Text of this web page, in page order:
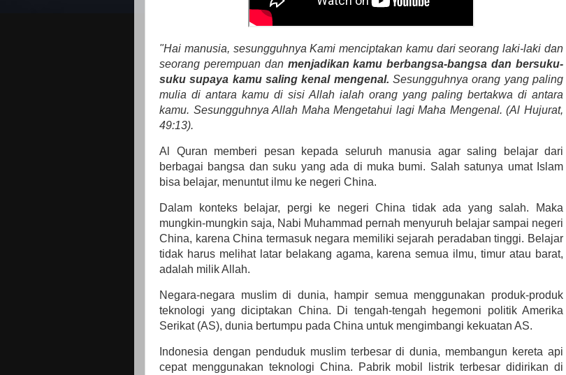
"Hai manusia, sesungguhnya Kami menciptakan kamu dari seorang laki-laki dan
seorang perempuan dan menjadikan kamu berbangsa-bangsa dan bersuku-
suku supaya kamu saling kenal mengenal. Sesungguhnya orang yang paling
mulia di antara kamu di sisi Allah ialah orang yang paling bertakwa di antara
kamu. Sesungguhnya Allah Maha Mengetahui lagi Maha Mengenal. (Al Hujurat,
49:13).
Al Quran memberi pesan kepada seluruh manusia agar saling belajar dari
berbagai bangsa dan suku yang ada di muka bumi. Salah satunya umat Islam
bisa belajar, menuntut ilmu ke negeri China.
Dalam konteks belajar, pergi ke negeri China tidak ada yang salah. Maka
mungkin-mungkin saja, Nabi Muhammad pernah menyuruh belajar sampai negeri
China, karena China termasuk negara memiliki sejarah peradaban tinggi. Belajar
tidak harus melihat latar belakang agama, karena semua ilmu, timur atau barat,
adalah milik Allah.
Negara-negara muslim di dunia, hampir semua menggunakan produk-produk
teknologi yang diciptakan China. Di tengah-tengah hegemoni politik Amerika
Serikat (AS), dunia bertumpu pada China untuk mengimbangi kekuatan AS.
Indonesia dengan penduduk muslim terbesar di dunia, membangun kereta api
cepat menggunakan teknologi China. Pabrik mobil listrik terbesar didirikan di